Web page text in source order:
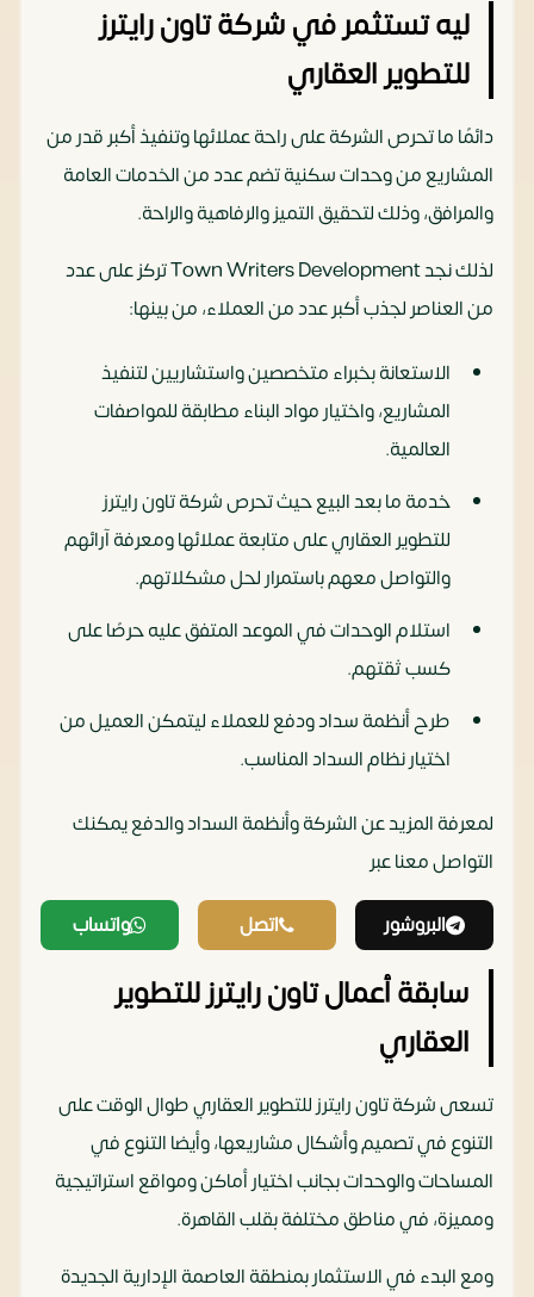
ليه تستثمر في شركة تاون رايترز
للتطوير العقاري
دائمًا ما تحرص الشركة على راحة عملائها وتنفيذ أكبر قدر من
المشاريع من وحدات سكنية تضم عدد من الخدمات العامة
والمرافق، وذلك لتحقيق التميز والرفاهية والراحة.
لذلك نجد Town Writers Development تركز على عدد
من العناصر لجذب أكبر عدد من العملاء، من بينها:
الاستعانة بخبراء متخصصين واستشاريين لتنفيذ
المشاريع، واختيار مواد البناء مطابقة للمواصفات
العالمية.
خدمة ما بعد البيع حيث تحرص شركة تاون رايترز
للتطوير العقاري على متابعة عملائها ومعرفة آرائهم
والتواصل معهم باستمرار لحل مشكلاتهم.
استلام الوحدات في الموعد المتفق عليه حرصًا على
كسب ثقتهم.
طرح أنظمة سداد ودفع للعملاء ليتمكن العميل من
اختيار نظام السداد المناسب.
لمعرفة المزيد عن الشركة وأنظمة السداد والدفع يمكنك
التواصل معنا عبر
البروشور اتصل واتساب
سابقة أعمال تاون رايترز للتطوير
العقاري
تسعى شركة تاون رايترز للتطوير العقاري طوال الوقت على
التنوع في تصميم وأشكال مشاريعها، وأيضا التنوع في
المساحات والوحدات بجانب اختيار أماكن ومواقع استراتيجية
ومميزة، في مناطق مختلفة بقلب القاهرة.
ومع البدء في الاستثمار بمنطقة العاصمة الإدارية الجديدة